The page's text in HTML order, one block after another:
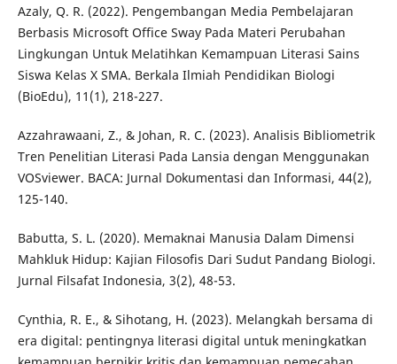
Azaly, Q. R. (2022). Pengembangan Media Pembelajaran
Berbasis Microsoft Office Sway Pada Materi Perubahan
Lingkungan Untuk Melatihkan Kemampuan Literasi Sains
Siswa Kelas X SMA. Berkala Ilmiah Pendidikan Biologi
(BioEdu), 11(1), 218-227.
Azzahrawaani, Z., & Johan, R. C. (2023). Analisis Bibliometrik
Tren Penelitian Literasi Pada Lansia dengan Menggunakan
VOSviewer. BACA: Jurnal Dokumentasi dan Informasi, 44(2),
125-140.
Babutta, S. L. (2020). Memaknai Manusia Dalam Dimensi
Mahkluk Hidup: Kajian Filosofis Dari Sudut Pandang Biologi.
Jurnal Filsafat Indonesia, 3(2), 48-53.
Cynthia, R. E., & Sihotang, H. (2023). Melangkah bersama di
era digital: pentingnya literasi digital untuk meningkatkan